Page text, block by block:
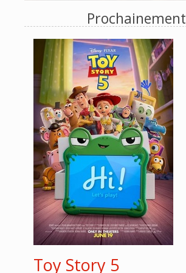
Prochainement
Toy Story 5